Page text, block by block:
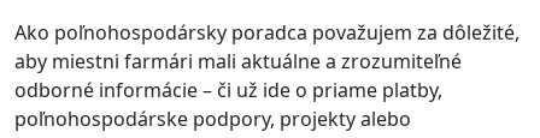
Ako poľnohospodársky poradca považujem za dôležité,
aby miestni farmári mali aktuálne a zrozumiteľné
odborné informácie – či už ide o priame platby,
poľnohospodárske podpory, projekty alebo